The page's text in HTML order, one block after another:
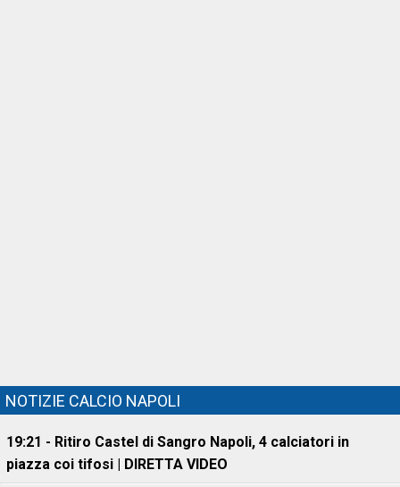
NOTIZIE CALCIO NAPOLI
19:21 - Ritiro Castel di Sangro Napoli, 4 calciatori in
piazza coi tifosi | DIRETTA VIDEO